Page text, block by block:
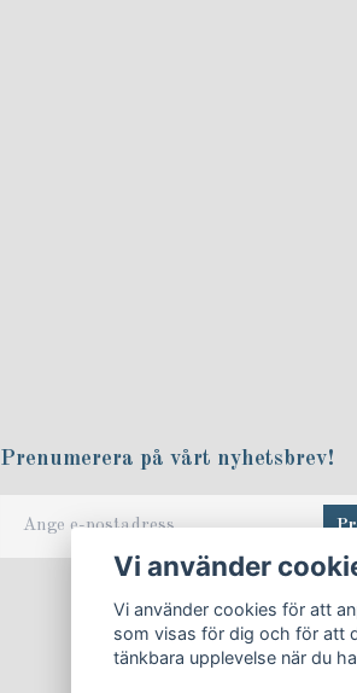
Prenumerera på vårt nyhetsbrev!
Vi använder
Vi använder cookies för att
som visas för dig och för att
tänkbara upplevelse när du